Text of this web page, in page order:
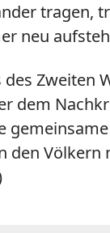
tragen,
neu
des
dem
den